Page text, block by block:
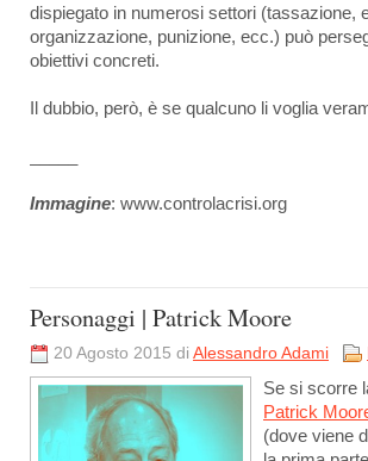
dispiegato in numerosi settori (tassazione,
organizzazione, punizione, ecc.) può
obiettivi concreti.
Il dubbio, però, è se qualcuno li voglia
Immagine: www.controlacrisi.org
Personaggi | Patrick Moore
20 Agosto 2015 di Alessandro Adami
Se si scorre
Patrick
(dove viene